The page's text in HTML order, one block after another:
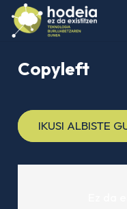
Copyleft
IKUSI ALBISTE